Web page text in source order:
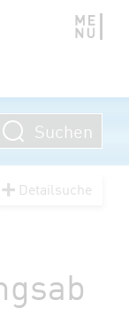
Suchen
Detailsuche